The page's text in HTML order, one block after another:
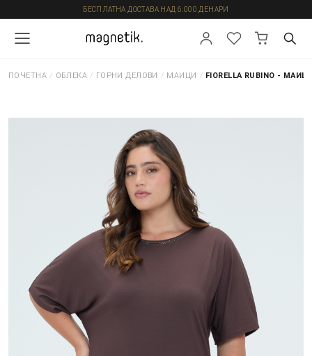
БЕСПЛАТНА ДОСТАВА НАД 6.000 ДЕНАРИ
ПОЧЕТНА / ОБЛЕКА / ГОРНИ ДЕЛОВИ / МАИЦИ / FIORELLA RUBINO -